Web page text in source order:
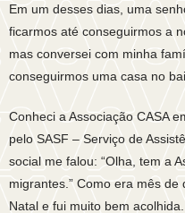
Em um desses dias, uma
ficarmos até conseguirmos a
mas conversei com minha
conseguirmos uma casa no
Conheci a Associação CASA
pelo SASF – Serviço de
social me falou: “Olha, tem a
migrantes.” Como era mês
Natal e fui muito bem